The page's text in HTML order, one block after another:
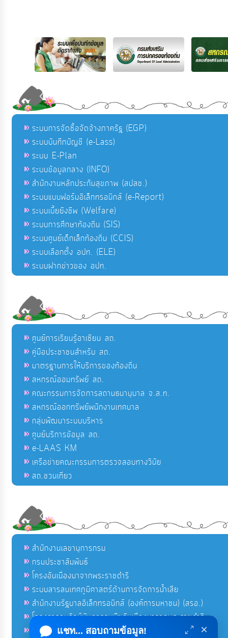
ระบบการจัดซื้อจัดจ้างภาครัฐ (EGP)
ระบบบันทึกบัญชี (e-Lass)
ระบบ E-Plan
ระบบข้อมูลกลาง (INFO)
สำนักงานหลักประกันสุขภาพ (สปสช.)
ระบบแบบฟอร์มอิเล็กทรอนิกส์ (e-Report)
ระบบเบี้ยยังชีพ (Welfare)
ระบบการศึกษาท้องถิ่น (SIS)
ระบบศูนย์เด็กเล็กท้องถิ่น (CCIS)
ระบบเลือกตั้ง อปท. (ELE)
ระบบฝากข่าวของ อปท.
ศูนย์การเรียนรู้อาเซียน สถ.
คู่มือประชาชนสำหรับ สถ.
มาตรฐานการให้บริการของท้องถิ่น
สหกรณ์ออมทรัพย์ สถ.
คณะกรรมการจัดการสถานธนานุบาล จ.ส.ท.
สหกรณ์ออกทรัพย์พนักงานเทศบาล
กลุ่มพัฒนาระบบบริหาร
ศูนย์บริการข้อมูล สถ.
e-LAAS KM
เครือข่ายคณะกรรมการตรวจสอบทางวินัย
สถ.ชวนเที่ยว
สำนักงานเลขานุการกรม
กรมประชาสัมพันธ์
โครงอันเนื่องมาจากพระราชดำริ
ระบบสารสนเทศภูมิศาสตร์ด้านการจัดการน้ำเสีย
สำนักงานรัฐบาลอิเล็กทรอนิกส์ (องค์การมหาชน) (สรอ.)
โครงการอนุรักษ์พันธุกรรมพืชอันเนื่องมาจากพระราชดำริ
คลังข่าวมหาไทย
แชท... สอบถามข้อมูล! ×